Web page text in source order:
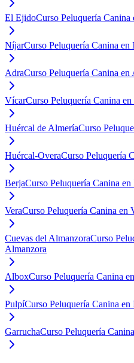
El EjidoCurso Peluquería
NíjarCurso Peluquería Canina en
AdraCurso Peluquería Canina en
VícarCurso Peluquería Canina
Huércal de AlmeríaCurso
Huércal-OveraCurso Peluquería
BerjaCurso Peluquería Canina en
VeraCurso Peluquería Canina en
Cuevas del AlmanzoraCurso
Almanzora
AlboxCurso Peluquería Canina
PulpíCurso Peluquería Canina en
GarruchaCurso Peluquería